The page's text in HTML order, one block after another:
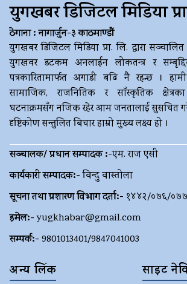
युगखबर डिजिटल मिडिया
ठेगाना : नागार्जुन-३ काठमाण्डौं
युगखबर डिजिटल मिडिया प्रा. लि. द्धारा
युगखवर डटकम अनलाईन लोकतन्त्र र
पत्रकारितामार्फत अगाडी बढि नै रहन्छ ।
सामाजिक, राजनितिक र साँस्कृतिक
घटनाक्रमसँग नजिक रहेर आम जनतालाई सुसचित
दृष्टिकोण सन्तुलित बिचार हाम्रो मुख्य लक्ष्य हो ।
सञ्चालक/ प्रधान सम्पादक :-एम. राज एसी
कार्यकारी सम्पादक:-विन्दु वास्तोला
सूचना तथा प्रशारण विभाग दर्ता:- १४४२/०७६/०७७
इमेल:- yugkhabar@gmail.com
सम्पर्क:- 9801013401/9847041003
अन्य लिंक साइट